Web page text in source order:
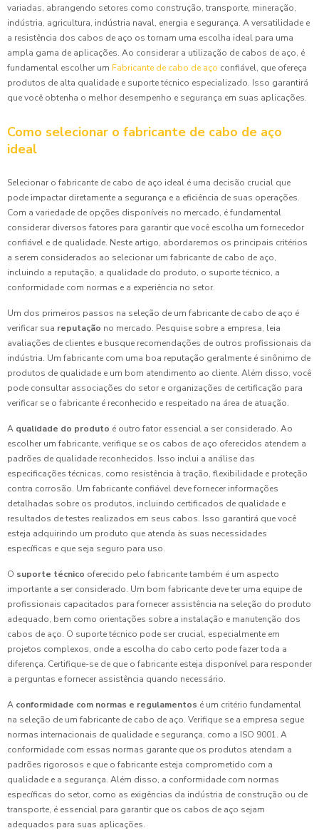
variadas, abrangendo setores como construção, transporte, mineração,
indústria, agricultura, indústria naval, energia e segurança. A versatilidade e
a resistência dos cabos de aço os tornam uma escolha ideal para uma
ampla gama de aplicações. Ao considerar a utilização de cabos de aço, é
fundamental escolher um Fabricante de cabo de aço confiável, que ofereça
produtos de alta qualidade e suporte técnico especializado. Isso garantirá
que você obtenha o melhor desempenho e segurança em suas aplicações.
Como selecionar o fabricante de cabo de aço
ideal
Selecionar o fabricante de cabo de aço ideal é uma decisão crucial que
pode impactar diretamente a segurança e a eficiência de suas operações.
Com a variedade de opções disponíveis no mercado, é fundamental
considerar diversos fatores para garantir que você escolha um fornecedor
confiável e de qualidade. Neste artigo, abordaremos os principais critérios
a serem considerados ao selecionar um fabricante de cabo de aço,
incluindo a reputação, a qualidade do produto, o suporte técnico, a
conformidade com normas e a experiência no setor.
Um dos primeiros passos na seleção de um fabricante de cabo de aço é
verificar sua reputação no mercado. Pesquise sobre a empresa, leia
avaliações de clientes e busque recomendações de outros profissionais da
indústria. Um fabricante com uma boa reputação geralmente é sinônimo de
produtos de qualidade e um bom atendimento ao cliente. Além disso, você
pode consultar associações do setor e organizações de certificação para
verificar se o fabricante é reconhecido e respeitado na área de atuação.
A qualidade do produto é outro fator essencial a ser considerado. Ao
escolher um fabricante, verifique se os cabos de aço oferecidos atendem a
padrões de qualidade reconhecidos. Isso inclui a análise das
especificações técnicas, como resistência à tração, flexibilidade e proteção
contra corrosão. Um fabricante confiável deve fornecer informações
detalhadas sobre os produtos, incluindo certificados de qualidade e
resultados de testes realizados em seus cabos. Isso garantirá que você
esteja adquirindo um produto que atenda às suas necessidades
específicas e que seja seguro para uso.
O suporte técnico oferecido pelo fabricante também é um aspecto
importante a ser considerado. Um bom fabricante deve ter uma equipe de
profissionais capacitados para fornecer assistência na seleção do produto
adequado, bem como orientações sobre a instalação e manutenção dos
cabos de aço. O suporte técnico pode ser crucial, especialmente em
projetos complexos, onde a escolha do cabo certo pode fazer toda a
diferença. Certifique-se de que o fabricante esteja disponível para responder
a perguntas e fornecer assistência quando necessário.
A conformidade com normas e regulamentos é um critério fundamental
na seleção de um fabricante de cabo de aço. Verifique se a empresa segue
normas internacionais de qualidade e segurança, como a ISO 9001. A
conformidade com essas normas garante que os produtos atendam a
padrões rigorosos e que o fabricante esteja comprometido com a
qualidade e a segurança. Além disso, a conformidade com normas
específicas do setor, como as exigências da indústria de construção ou de
transporte, é essencial para garantir que os cabos de aço sejam
adequados para suas aplicações.